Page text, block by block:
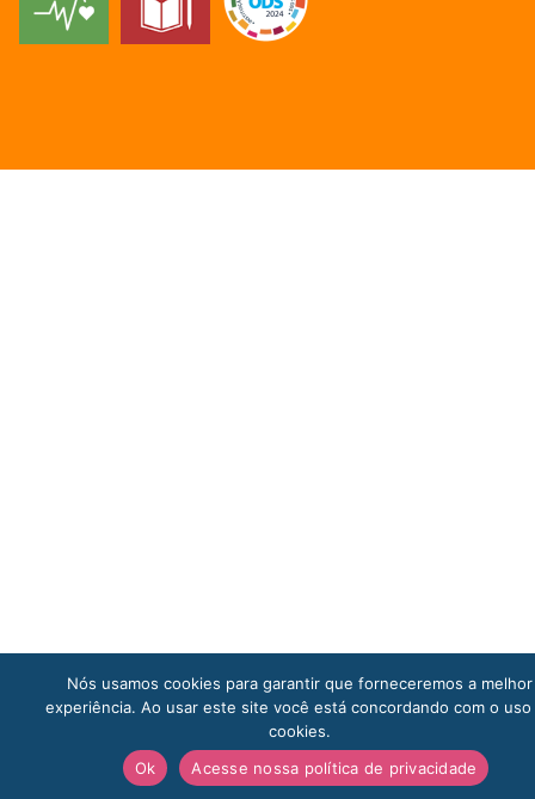
Doe
Nós usamos cookies para garantir que forneceremos a melhor
experiência. Ao usar este site você está concordando com o uso
cookies.
Ok
Acesse nossa política de privacidade